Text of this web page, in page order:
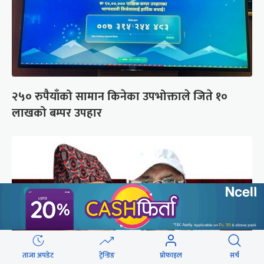
२५० रुपैयाँको सामान किनेका उपभोक्ताले जिते १०
लाखको बम्पर उपहार
ताजा अपडेट ट्रेन्डिङ प्रोफाइल सर्च